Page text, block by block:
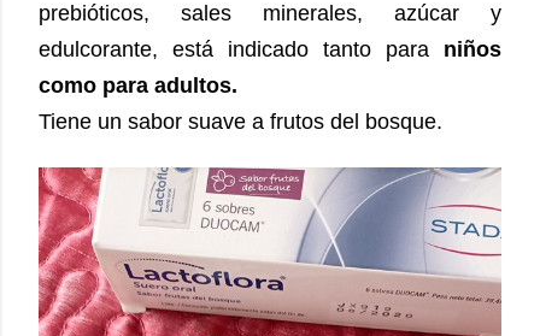
prebióticos, sales minerales, azúcar y
edulcorante, está indicado tanto para niños
como para adultos.
Tiene un sabor suave a frutos del bosque.